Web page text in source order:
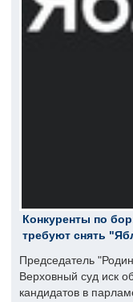
Конкуренты по
требуют снять
Председатель
Верховный суд иск
кандидатов в